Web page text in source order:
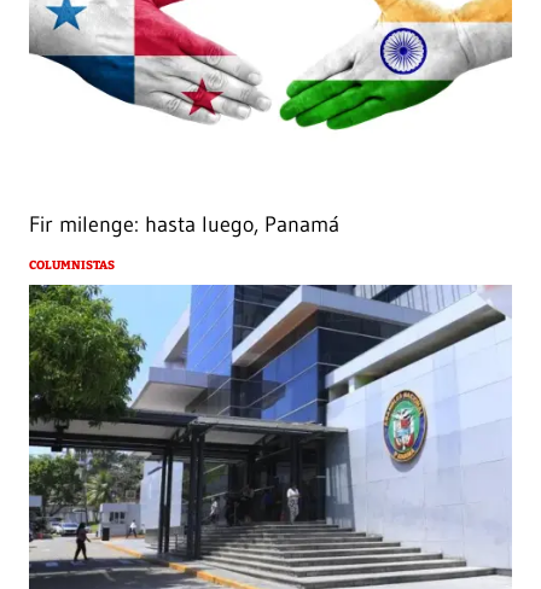
Fir milenge: hasta luego, Panamá
COLUMNISTAS